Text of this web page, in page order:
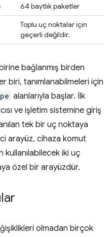
64 baytlık paketler
Toplu uç noktalar için
geçerli değildir.
bağlanmış birden
biri, tanımlanabilmeleri için
alanlarıyla başlar. İlk
ve işletim sistemine giriş
tek bir uç noktaya
arayüz, cihaza komut
kullanılabilecek iki uç
özel bir arayüzdür.
olmadan birçok